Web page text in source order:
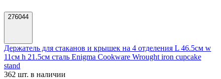
276044
Держатель для стаканов и крышек на 4 отделения L 46.5см w
11см h 21.5см сталь Enigma Cookware Wrought iron cupcake
stand
362 шт. в наличии